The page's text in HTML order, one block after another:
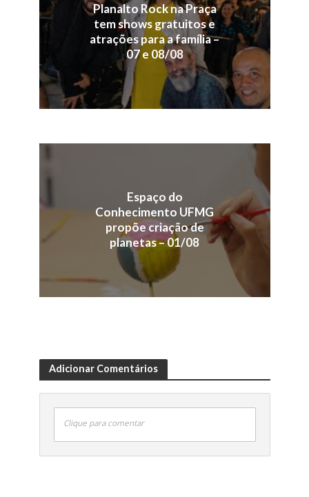
Planalto Rock na Praça
tem shows gratuitos e
atrações para a família –
07 e 08/08
Espaço do
Conhecimento UFMG
propõe criação de
planetas – 01/08
Adicionar Comentários
Clique para comentar